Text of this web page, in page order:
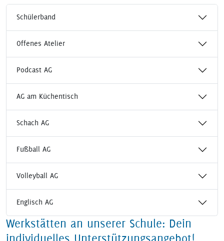
Schülerband
Offenes Atelier
Podcast AG
AG am Küchentisch
Schach AG
Fußball AG
Volleyball AG
Englisch AG
Werkstätten an unserer Schule: Dein